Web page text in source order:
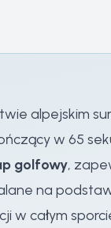
alpejskim
w 65
golfowy,
na
w całym